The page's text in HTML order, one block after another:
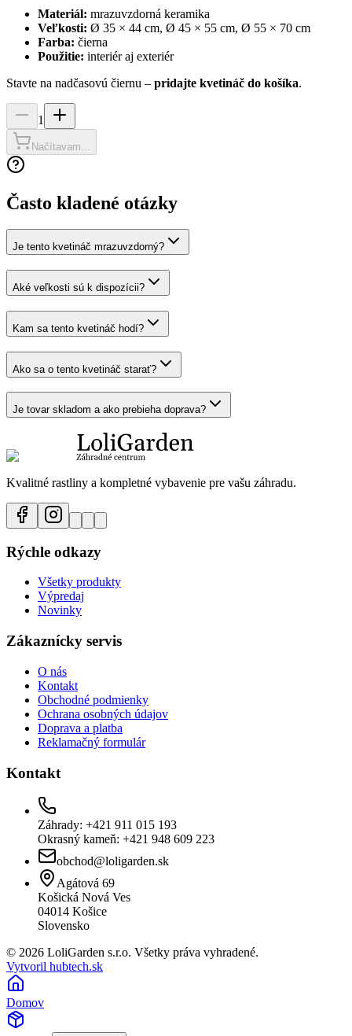
Materiál: mrazuvzdorná keramika
Veľkosti: Ø 35 × 44 cm, Ø 45 × 55 cm, Ø 55 × 70 cm
Farba: čierna
Použitie: interiér aj exteriér
Stavte na nadčasovú čiernu – pridajte kvetináč do košíka.
1
Načítavam...
Často kladené otázky
Je tento kvetináč mrazuvzdorný?
Aké veľkosti sú k dispozícii?
Kam sa tento kvetináč hodí?
Ako sa o tento kvetináč starať?
Je tovar skladom a ako prebieha doprava?
Kvalitné rastliny a kompletné vybavenie pre vašu záhradu.
Rýchle odkazy
Všetky produkty
Výpredaj
Novinky
Zákaznícky servis
O nás
Kontakt
Obchodné podmienky
Ochrana osobných údajov
Doprava a platba
Reklamačný formulár
Kontakt
Záhrady: +421 911 015 193
Okrasný kameň: +421 948 609 223
obchod@loligarden.sk
Agátová 69
Košická Nová Ves
04014 Košice
Slovensko
© 2026 LoliGarden s.r.o. Všetky práva vyhradené.
Vytvoril hubtech.sk
Domov